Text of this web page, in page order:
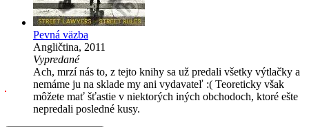
Pevná väzba
Angličtina, 2011
Vypredané
Ach, mrzí nás to, z tejto knihy sa už predali všetky výtlačky a
nemáme ju na sklade my ani vydavateľ :( Teoreticky však
môžete mať šťastie v niektorých iných obchodoch, ktoré ešte
nepredali posledné kusy.